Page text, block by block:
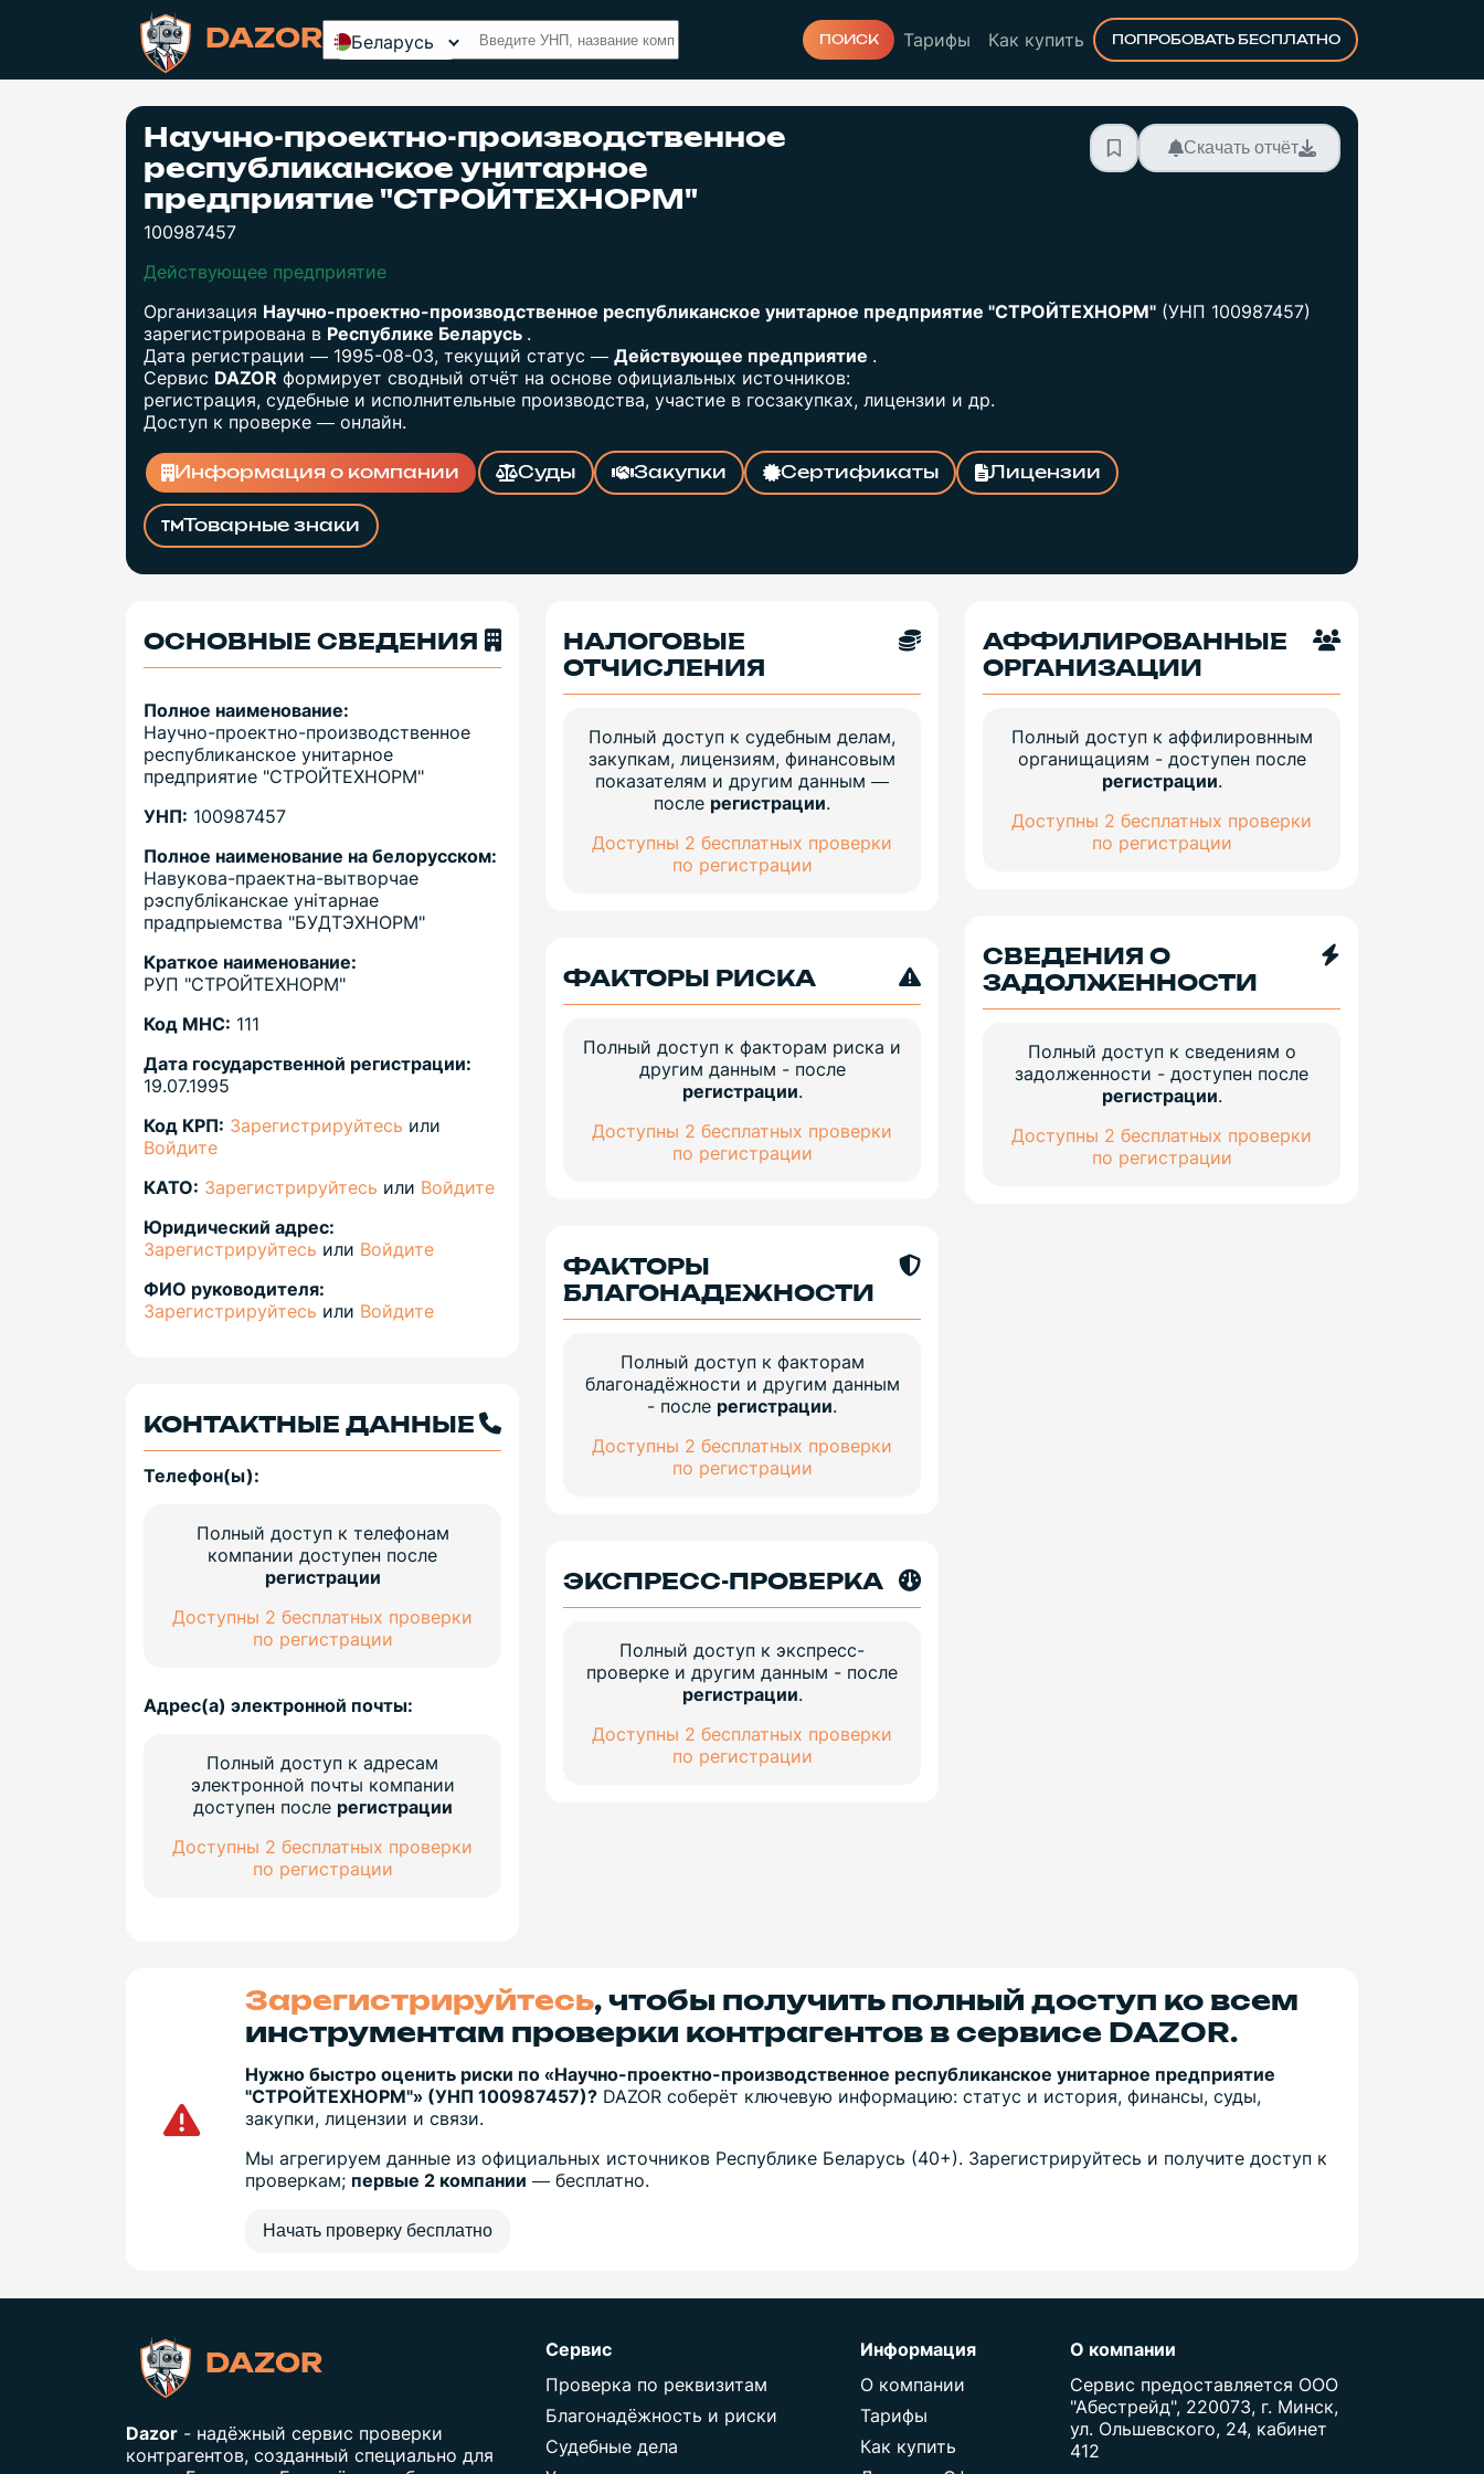
DAZOR Беларусь ПОИСК Тарифы Как купить ПОПРОБОВАТЬ БЕСПЛАТНО
Научно-проектно-производственное
республиканское унитарное
предприятие "СТРОЙТЕХНОРМ"
100987457
Скачать отчёт
Действующее предприятие
Организация Научно-проектно-производственное республиканское унитарное предприятие "СТРОЙТЕХНОРМ" (УНП 100987457)
зарегистрирована в Республике Беларусь .
Дата регистрации — 1995-08-03, текущий статус — Действующее предприятие .
Сервис DAZOR формирует сводный отчёт на основе официальных источников:
регистрация, судебные и исполнительные производства, участие в госзакупках, лицензии и др.
Доступ к проверке — онлайн.
Информация о компании Суды Закупки Сертификаты Лицензии
Товарные знаки
ОСНОВНЫЕ СВЕДЕНИЯ
Полное наименование:
Научно-проектно-производственное
республиканское унитарное
предприятие "СТРОЙТЕХНОРМ"
УНП: 100987457
Полное наименование на белорусском:
Навукова-праектна-вытворчае
рэспублiканскае унiтарнае
прадпрыемства "БУДТЭХНОРМ"
Краткое наименование:
РУП "СТРОЙТЕХНОРМ"
Код МНС: 111
Дата государственной регистрации:
19.07.1995
Код КРП: Зарегистрируйтесь или
Войдите
КАТО: Зарегистрируйтесь или Войдите
Юридический адрес:
Зарегистрируйтесь или Войдите
ФИО руководителя:
Зарегистрируйтесь или Войдите
КОНТАКТНЫЕ ДАННЫЕ
Телефон(ы):
Полный доступ к телефонам
компании доступен после
регистрации
Доступны 2 бесплатных проверки
по регистрации
Адрес(а) электронной почты:
Полный доступ к адресам
электронной почты компании
доступен после регистрации
Доступны 2 бесплатных проверки
по регистрации
НАЛОГОВЫЕ
ОТЧИСЛЕНИЯ
Полный доступ к судебным делам,
закупкам, лицензиям, финансовым
показателям и другим данным —
после регистрации.
Доступны 2 бесплатных проверки
по регистрации
ФАКТОРЫ РИСКА
Полный доступ к факторам риска и
другим данным - после
регистрации.
Доступны 2 бесплатных проверки
по регистрации
ФАКТОРЫ
БЛАГОНАДЕЖНОСТИ
Полный доступ к факторам
благонадёжности и другим данным
- после регистрации.
Доступны 2 бесплатных проверки
по регистрации
ЭКСПРЕСС-ПРОВЕРКА
Полный доступ к экспресс-
проверке и другим данным - после
регистрации.
Доступны 2 бесплатных проверки
по регистрации
АФФИЛИРОВАННЫЕ
ОРГАНИЗАЦИИ
Полный доступ к аффилировнным
органищациям - доступен после
регистрации.
Доступны 2 бесплатных проверки
по регистрации
СВЕДЕНИЯ О
ЗАДОЛЖЕННОСТИ
Полный доступ к сведениям о
задолженности - доступен после
регистрации.
Доступны 2 бесплатных проверки
по регистрации
Зарегистрируйтесь, чтобы получить полный доступ ко всем
инструментам проверки контрагентов в сервисе DAZOR.
Нужно быстро оценить риски по «Научно-проектно-производственное республиканское унитарное предприятие
"СТРОЙТЕХНОРМ"» (УНП 100987457)? DAZOR соберёт ключевую информацию: статус и история, финансы, суды,
закупки, лицензии и связи.
Мы агрегируем данные из официальных источников Республике Беларусь (40+). Зарегистрируйтесь и получите доступ к
проверкам; первые 2 компании — бесплатно.
Начать проверку бесплатно
DAZOR
Dazor - надёжный сервис проверки
контрагентов, созданный специально для
Сервис
Проверка по реквизитам
Благонадёжность и риски
Судебные дела
Информация
О компании
Тарифы
Как купить
О компании
Сервис предоставляется ООО
"Абестрейд", 220073, г. Минск,
ул. Ольшевского, 24, кабинет
412